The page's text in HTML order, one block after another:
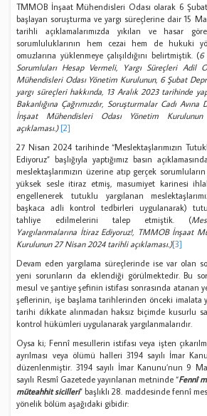
TMMOB İnşaat Mühendisleri Odası olarak 6
başlayan soruşturma ve yargı süreçlerine dair 15
tarihli açıklamalarımızda yıkılan ve hasar
sorumluluklarının hem cezai hem de hukuki
omuzlarına yüklenmeye çalışıldığını belirtmiştik. (6
Sorumluları Hesap Vermeli, Yargı Süreçleri Adil
Mühendisleri Odası Yönetim Kurulunun, 6 Şubat
yargı süreçleri hakkında, 13 Aralık 2023 tarihinde
Bakanlığına Çağrımızdır, Soruşturmalar Cadı
İnşaat Mühendisleri Odası Yönetim
açıklaması.)[2]
27 Nisan 2024 tarihinde “Meslektaşlarımızın
Ediyoruz” başlığıyla yaptığımız basın
meslektaşlarımızın üzerine atıp gerçek
yüksek sesle itiraz etmiş, masumiyet karinesi
engellenerek tutuklu yargılanan
başkaca adli kontrol tedbirleri uygulanarak)
tahliye edilmelerini talep etmiştik. (
Yargılanmalarına İtiraz Ediyoruz!, TMMOB İnşaat
Kurulunun 27 Nisan 2024 tarihli açıklaması.)[3]
Devam eden yargılama süreçlerinde ise var olan
yeni sorunların da eklendiği görülmektedir. Bu
mesul ve şantiye şefinin istifası sonrasında atanan
şeflerinin, işe başlama tarihlerinden önceki imalata
tarihi dikkate alınmadan haksız biçimde kusurlu
kontrol hükümleri uygulanarak yargılanmalarıdır.
Oysa ki; Fennî mesullerin istifası veya işten
ayrılması veya ölümü halleri 3194 sayılı İmar
düzenlenmiştir. 3194 sayılı İmar Kanunu’nun 9
sayılı Resmî Gazetede yayınlanan metninde “Fennî
müteahhit sicilleri” başlıklı 28. maddesinde fennî
yönelik bölüm aşağıdaki gibidir: